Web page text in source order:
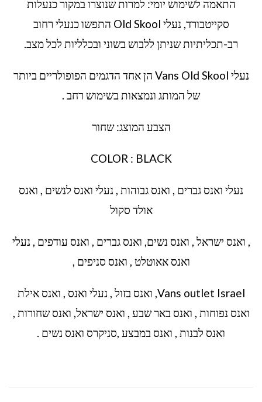
התאמה לשימוש יומי: למרות שנוצרו במקור כנעלות
סקייטבורד, נעלי Old Skool התפשו כנעלי רחוב
רב-תכליתיות שניתן ללבוש בשוני ובכלליות לכל מצב.
נעלי Vans Old Skool הן אחד הדגמים הפופולריים ביותר
של המותג ונמצאות בשימוש רחב .
הצבע המוצג: שחור
COLOR : BLACK
נעלי ואנס גברים , ואנס גבוהות , נעלי ואנס לנשים , ואנס
אולד סקול
, ואנס ישראל , ואנס נשים, ואנס גברים , ואנס עודפים , נעלי
ואנס אאוטלט , ואנס סניפים ,
Vans outlet Israel, ואנס בזול , נעלי ואנס , ואנס אילת
ואנס נפוחות , ואנס באר שבע , ואנס ישראל, ואנס שחורות ,
ואנס לבנות , ואנס במבצע ,סניקרס ואנס נשים .